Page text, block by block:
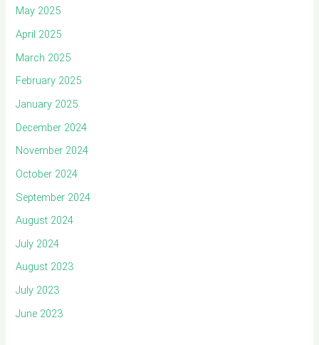
May 2025
April 2025
March 2025
February 2025
January 2025
December 2024
November 2024
October 2024
September 2024
August 2024
July 2024
August 2023
July 2023
June 2023